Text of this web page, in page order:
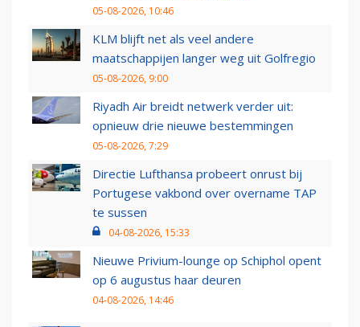
05-08-2026, 10:46
KLM blijft net als veel andere
maatschappijen langer weg uit Golfregio
05-08-2026, 9:00
Riyadh Air breidt netwerk verder uit:
opnieuw drie nieuwe bestemmingen
05-08-2026, 7:29
Directie Lufthansa probeert onrust bij
Portugese vakbond over overname TAP
te sussen
04-08-2026, 15:33
Nieuwe Privium-lounge op Schiphol opent
op 6 augustus haar deuren
04-08-2026, 14:46